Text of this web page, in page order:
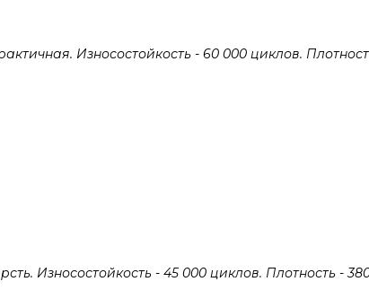
Износостойкость - 60 000 циклов.
Износостойкость - 45 000 циклов. Плотность -